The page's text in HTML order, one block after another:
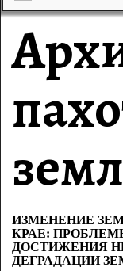
ИЗМЕНЕНИЕ
КРАЕ:
ДОСТИЖЕНИЯ
ДЕГРАДАЦИИ